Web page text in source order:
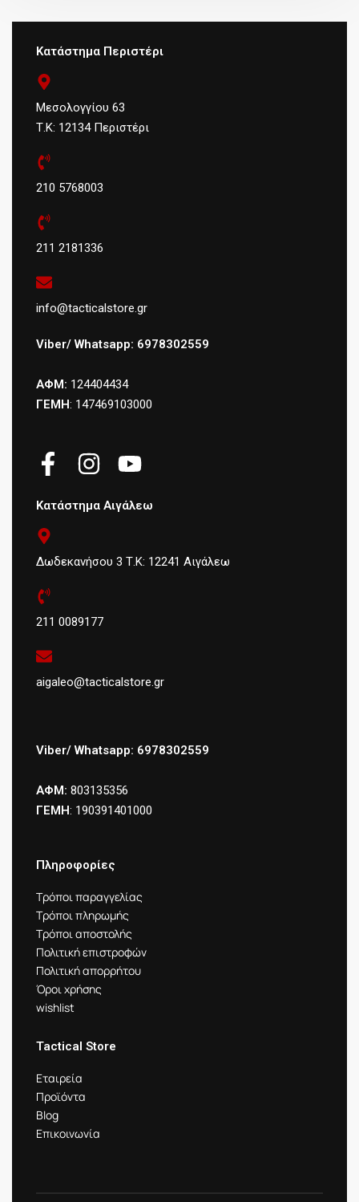
Κατάστημα Περιστέρι
Μεσολογγίου 63
Τ.Κ: 12134 Περιστέρι
210 5768003
211 2181336
info@tacticalstore.gr
Viber/ Whatsapp: 6978302559
ΑΦΜ: 124404434
ΓΕΜΗ: 147469103000
Κατάστημα Αιγάλεω
Δωδεκανήσου 3 Τ.Κ: 12241 Αιγάλεω
211 0089177
aigaleo@tacticalstore.gr
Viber/ Whatsapp: 6978302559
ΑΦΜ: 803135356
ΓΕΜΗ: 190391401000
Πληροφορίες
Τρόποι παραγγελίας
Τρόποι πληρωμής
Τρόποι αποστολής
Πολιτική επιστροφών
Πολιτική απορρήτου
Όροι χρήσης
wishlist
Tactical Store
Εταιρεία
Προϊόντα
Blog
Επικοινωνία